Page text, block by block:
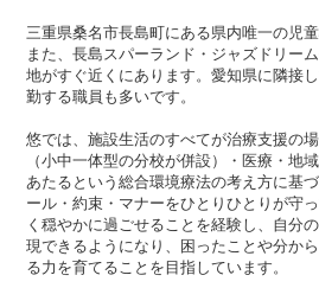
三重県桑名市長島町にある県内唯一の児
また、長島スパーランド・ジャズドリー
地がすぐ近くにあります。愛知県に隣接
勤する職員も多いです。
悠では、施設生活のすべてが治療支援の
（小中一体型の分校が併設）・医療・地
あたるという総合環境療法の考え方に基
ール・約束・マナーをひとりひとりが守
く穏やかに過ごせることを経験し、自分
現できるようになり、困ったことや分か
る力を育てることを目指しています。